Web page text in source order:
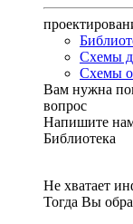
Схемы
Схемы
Вам нужна
вопрос
Напишите
Библиотека
Не хватает
Тогда Вы